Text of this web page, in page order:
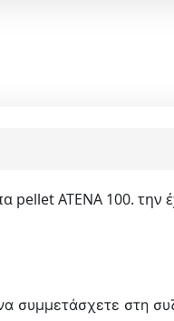
ΑΤΕΝΑ 100. την
συμμετάσχετε στη